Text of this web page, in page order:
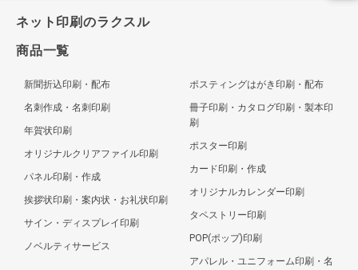
ネット印刷のラクスル
商品一覧
新聞折込印刷・配布
名刺作成・名刺印刷
年賀状印刷
オリジナルクリアファイル印刷
パネル印刷・作成
挨拶状印刷・案内状・お礼状印刷
サイン・ディスプレイ印刷
ノベルティサービス
ポスティングはがき印刷・配布
冊子印刷・カタログ印刷・製本印
刷
ポスター印刷
カード印刷・作成
オリジナルカレンダー印刷
タペストリー印刷
POP(ポップ)印刷
アパレル・ユニフォーム印刷・名